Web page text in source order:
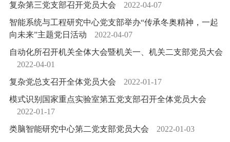
复杂第三党支部召开党员大会
2022-04-07
智能系统与工程研究中心党支部举办“传承冬奥精神，一起
向未来”主题党日活动
2022-04-07
自动化所召开机关全体大会暨机关一、机关二支部党员大会
2022-04-01
复杂党总支召开全体党员大会
2022-01-17
模式识别国家重点实验室第五党支部召开全体党员大会
2022-01-17
类脑智能研究中心第二党支部党员大会
2022-01-03